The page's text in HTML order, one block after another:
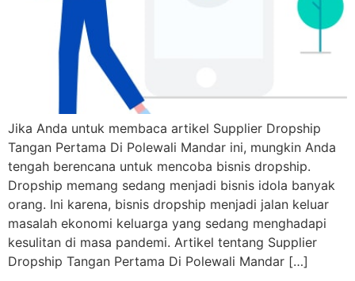
Jika Anda untuk membaca artikel Supplier Dropship
Tangan Pertama Di Polewali Mandar ini, mungkin Anda
tengah berencana untuk mencoba bisnis dropship.
Dropship memang sedang menjadi bisnis idola banyak
orang. Ini karena, bisnis dropship menjadi jalan keluar
masalah ekonomi keluarga yang sedang menghadapi
kesulitan di masa pandemi. Artikel tentang Supplier
Dropship Tangan Pertama Di Polewali Mandar […]